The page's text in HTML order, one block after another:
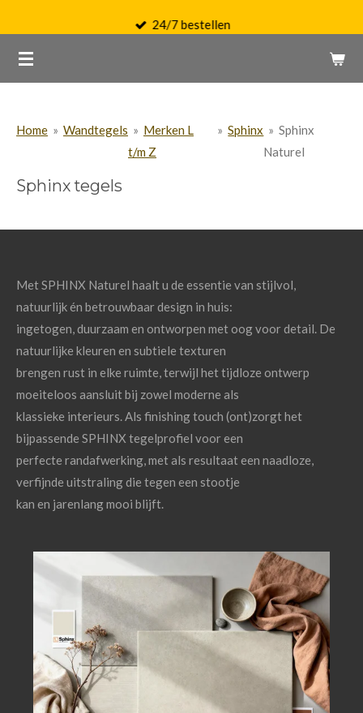
naar
de
24/7 bestellen
Home » Wandtegels » Merken L
t/m Z
» Sphinx » Sphinx
Naturel
Sphinx tegels
Met SPHINX Naturel haalt u de essentie van stijlvol,
natuurlijk én betrouwbaar design in huis:
ingetogen, duurzaam en ontworpen met oog voor detail. De
natuurlijke kleuren en subtiele texturen
brengen rust in elke ruimte, terwijl het tijdloze ontwerp
moeiteloos aansluit bij zowel moderne als
klassieke interieurs. Als finishing touch (ont)zorgt het
bijpassende SPHINX tegelprofiel voor een
perfecte randafwerking, met als resultaat een naadloze,
verfijnde uitstraling die tegen een stootje
kan en jarenlang mooi blijft.